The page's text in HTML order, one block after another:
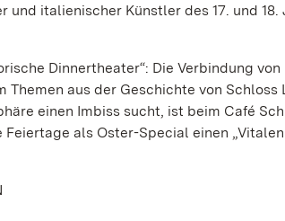
und italienischer Künstler des 17. und 18.
Dinnertheater“: Die Verbindung
aus der Geschichte von
einen Imbiss sucht, ist beim Café
als Oster-Special einen